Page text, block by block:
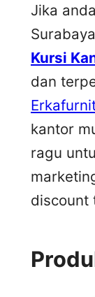
Jika
Kursi
dan
kantor
ragu
discount